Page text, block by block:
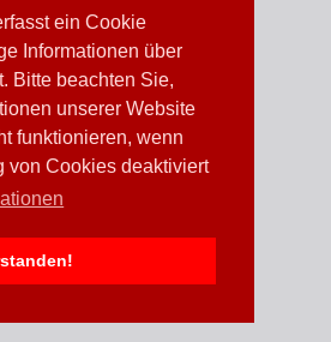
ein Cookie
Informationen über
Bitte beachten Sie,
unserer Website
funktionieren, wenn
von Cookies deaktiviert